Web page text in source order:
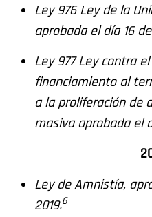
Ley 976 Ley de la
aprobada el día 16
Ley 977 Ley contra
financiamiento al
a la proliferación de
masiva aprobada el
Ley de Amnistía,
2019.6